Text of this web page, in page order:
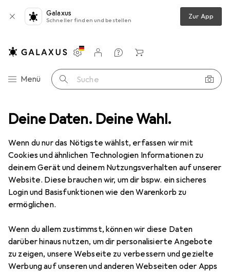
Deine Daten. Deine Wahl.
Wenn du nur das Nötigste wählst, erfassen wir mit
Cookies und ähnlichen Technologien Informationen zu
deinem Gerät und deinem Nutzungsverhalten auf unserer
Website. Diese brauchen wir, um dir bspw. ein sicheres
Login und Basisfunktionen wie den Warenkorb zu
ermöglichen.
Wenn du allem zustimmst, können wir diese Daten
darüber hinaus nutzen, um dir personalisierte Angebote
zu zeigen, unsere Webseite zu verbessern und gezielte
Werbung auf unseren und anderen Webseiten oder Apps
Galaxus
Schneller finden und bestellen Zur App
Navigation nach Kategorien
Menü Suche
Einstellungen
Kundenkonto
Vergleichslisten
Merklisten
Warenkorb
aus Nylon, blauer Reißverschluss, Fenster für Absenderadresse, Ma
3 Bilder
Alba Banktasche "POCAIS" mit
Dehnfalte, aus Nylon, blauer
Reißverschluss, Fenster für
Absenderadresse, Ma
1 Stk.
EUR
25,29